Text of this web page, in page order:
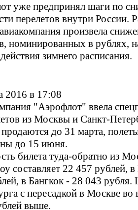
уже предпринял шаги по
перелетов внутри России.
произвела
номинированных в рублях,
зимнего расписания.
2016 в 17:08
"Аэрофлот" ввела
из Москвы и Санкт-
до 31 марта,
до 15 июня.
билета туда-обратно из
составляет 22 457 рублей,
в Бангкок - 28 043
с пересадкой в Москве во
выше.